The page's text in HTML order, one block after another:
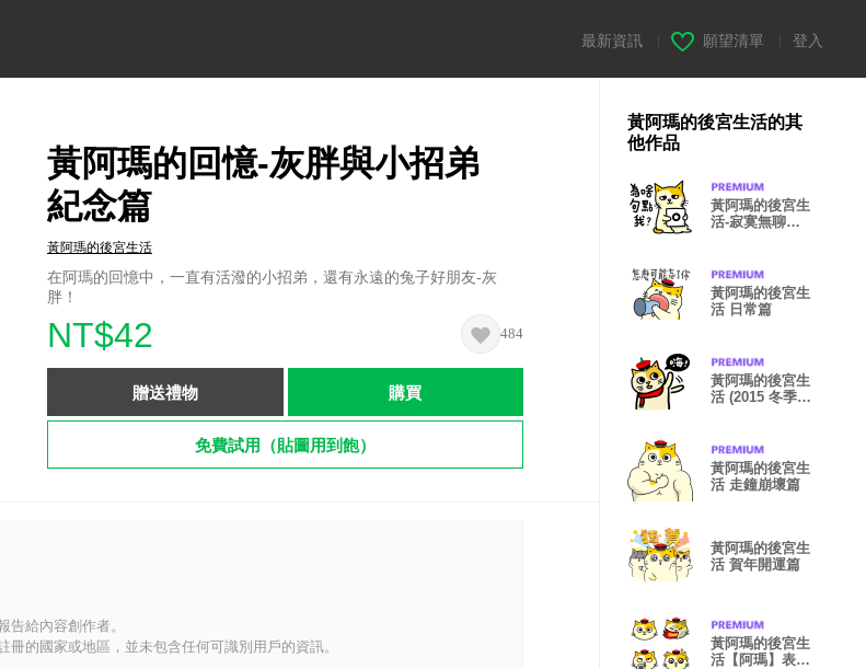
最新資訊 願望清單 登入
黃阿瑪的回憶-灰胖與小招弟
紀念篇
黃阿瑪的後宮生活
在阿瑪的回憶中，一直有活潑的小招弟，還有永遠的兔子好朋友-灰
胖！
NT$42 484
贈送禮物 購買
免費試用（貼圖用到飽）
告給內容創作者。
的國家或地區，並未包含任何可識別用戶的資訊。
黃阿瑪的後宮生活的其
他作品
黃阿瑪的後宮生
活-寂寞無聊的
黃阿瑪的後宮生
活 日常篇
黃阿瑪的後宮生
活 (2015 冬季
黃阿瑪的後宮生
活 走鐘崩壞篇
黃阿瑪的後宮生
活 賀年開運篇
黃阿瑪的後宮生
活【阿瑪】表情